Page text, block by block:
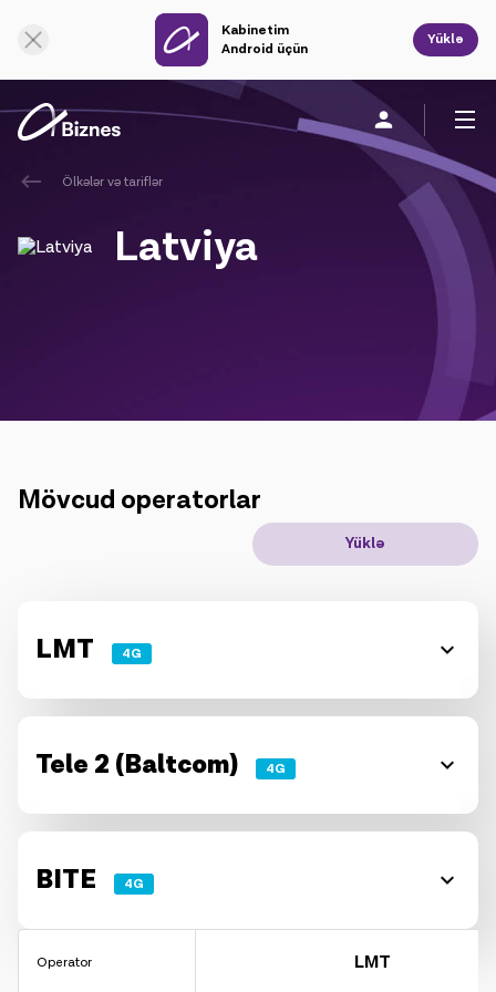
Kabinetim
Android üçün
Yüklə
Şirkət haqqında
IoT həllər
Ölkələr və tariflər
Latviya
Mövcud operatorlar
Yüklə
LMT 4G
Tele 2 (Baltcom) 4G
BITE 4G
Operator LMT
Onlayn dəstək